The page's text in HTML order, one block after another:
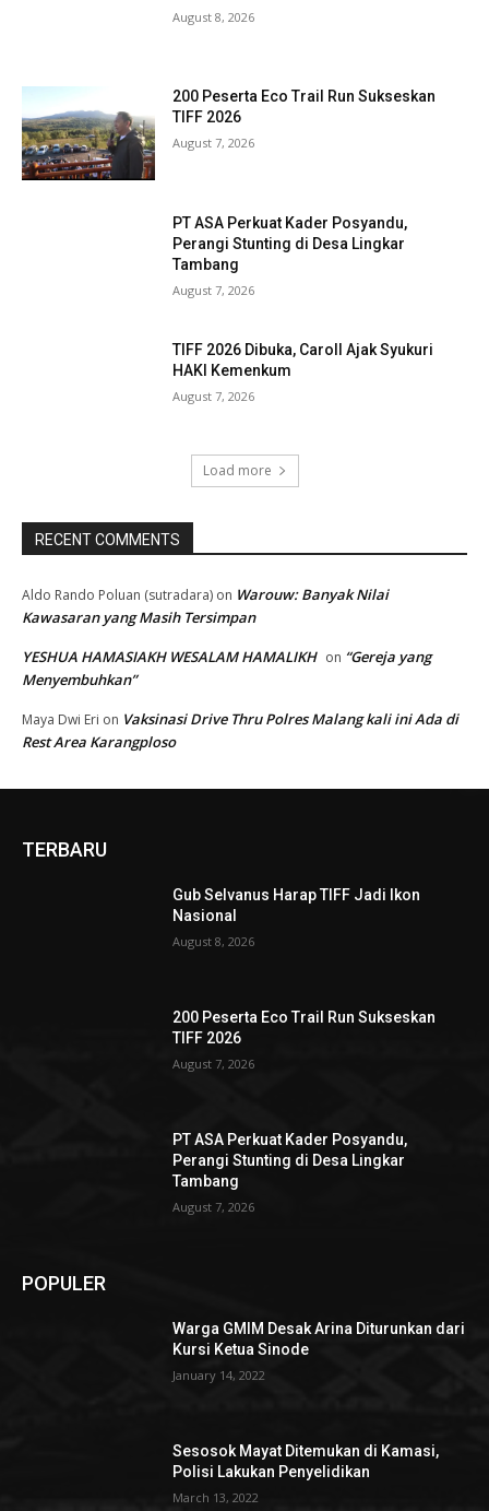
August 8, 2026
200 Peserta Eco Trail Run Sukseskan
TIFF 2026
August 7, 2026
PT ASA Perkuat Kader Posyandu,
Perangi Stunting di Desa Lingkar
Tambang
August 7, 2026
TIFF 2026 Dibuka, Caroll Ajak Syukuri
HAKI Kemenkum
August 7, 2026
Load more
RECENT COMMENTS
Aldo Rando Poluan (sutradara) on Warouw: Banyak Nilai
Kawasaran yang Masih Tersimpan
YESHUA HAMASIAKH WESALAM HAMALIKH on “Gereja yang
Menyembuhkan”
Maya Dwi Eri on Vaksinasi Drive Thru Polres Malang kali ini Ada di
Rest Area Karangploso
TERBARU
Gub Selvanus Harap TIFF Jadi Ikon
Nasional
August 8, 2026
200 Peserta Eco Trail Run Sukseskan
TIFF 2026
August 7, 2026
PT ASA Perkuat Kader Posyandu,
Perangi Stunting di Desa Lingkar
Tambang
August 7, 2026
POPULER
Warga GMIM Desak Arina Diturunkan dari
Kursi Ketua Sinode
January 14, 2022
Sesosok Mayat Ditemukan di Kamasi,
Polisi Lakukan Penyelidikan
March 13, 2022